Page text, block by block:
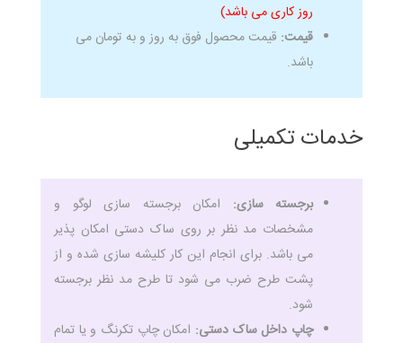
روز کاری می باشد)
قیمت: قیمت محصول فوق به روز و به تومان می
باشد.
خدمات تکمیلی
برجسته سازی: امکان برجسته سازی لوگو و
مشخصات مد نظر بر روی ساک دستی امکان پذیر
می باشد. برای انجام این کار کلیشه سازی شده و از
پشت طرح ضرب می شود تا طرح مد نظر برجسته
شود.
چاپ داخل ساک دستی: امکان چاپ تکرنگ و یا تمام